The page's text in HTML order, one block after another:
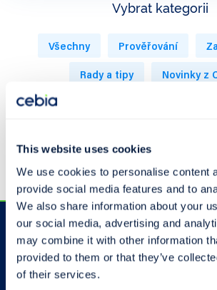
This website uses cookies
We use cookies to personalise content
provide social media features and to
We also share information about your
our social media, advertising and
may combine it with other information
provided to them or that they’ve
of their services.
Vybrat kategorii
Všechny Prověřování
Rady a tipy
Novinky z
Odběr